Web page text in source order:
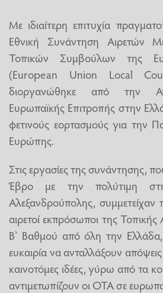
Με ιδιαίτερη επιτυχία
Εθνική Συνάντηση Αιρετών
Τοπικών Συμβούλων της
(European Union Local
διοργανώθηκε από την
Ευρωπαϊκής Επιτροπής στην
φετινούς εορτασμούς για την
Ευρώπης.
Στις εργασίες της συνάντησης,
Έβρο με την πολύτιμη
Αλεξανδρούπολης, συμμετείχαν
αιρετοί εκπρόσωποι της Τοπικής
Β’ Βαθμού από όλη την Ελλάδα,
ευκαιρία να ανταλλάξουν
καινοτόμες ιδέες, γύρω από τα
αντιμετωπίζουν οι ΟΤΑ σε